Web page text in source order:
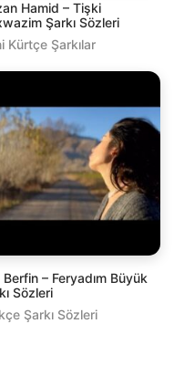
Hamid – Tişki
Şarkı Sözleri
Kürtçe Şarkılar
Berfin – Feryadım Büyük
Sözleri
Şarkı Sözleri